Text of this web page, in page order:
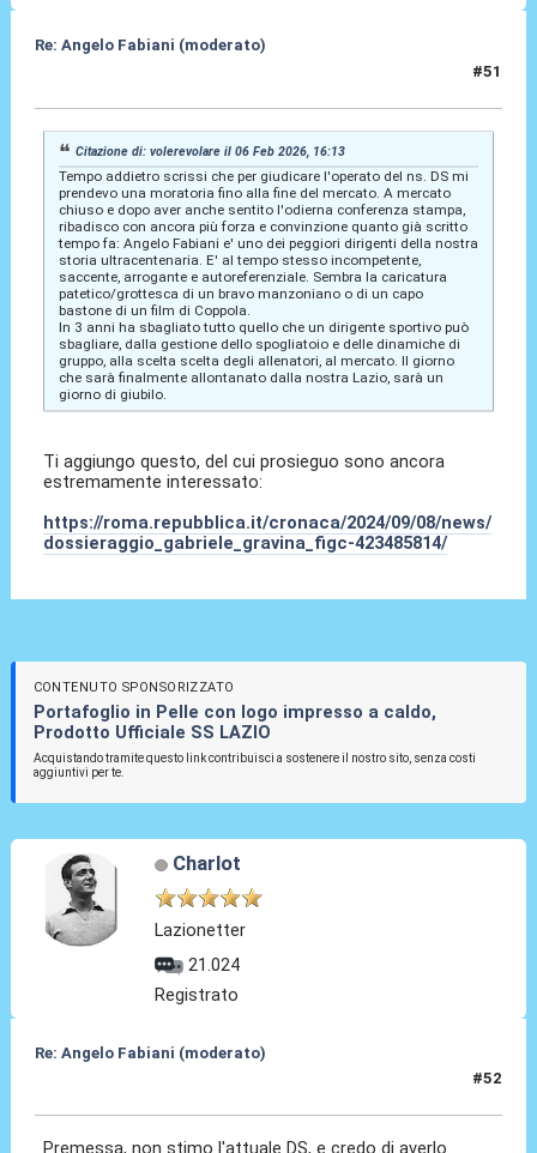
Re: Angelo Fabiani (moderato)
#51
Citazione di: volerevolare il 06 Feb 2026, 16:13
Tempo addietro scrissi che per giudicare l'operato del ns. DS mi
prendevo una moratoria fino alla fine del mercato. A mercato
chiuso e dopo aver anche sentito l'odierna conferenza stampa,
ribadisco con ancora più forza e convinzione quanto già scritto
tempo fa: Angelo Fabiani e' uno dei peggiori dirigenti della nostra
storia ultracentenaria. E' al tempo stesso incompetente,
saccente, arrogante e autoreferenziale. Sembra la caricatura
patetico/grottesca di un bravo manzoniano o di un capo
bastone di un film di Coppola.
In 3 anni ha sbagliato tutto quello che un dirigente sportivo può
sbagliare, dalla gestione dello spogliatoio e delle dinamiche di
gruppo, alla scelta scelta degli allenatori, al mercato. Il giorno
che sarà finalmente allontanato dalla nostra Lazio, sarà un
giorno di giubilo.
Ti aggiungo questo, del cui prosieguo sono ancora
estremamente interessato:
https://roma.repubblica.it/cronaca/2024/09/08/news/
dossieraggio_gabriele_gravina_figc-423485814/
CONTENUTO SPONSORIZZATO
Portafoglio in Pelle con logo impresso a caldo,
Prodotto Ufficiale SS LAZIO
Acquistando tramite questo link contribuisci a sostenere il nostro sito, senza costi
aggiuntivi per te.
Charlot
Lazionetter
21.024
Registrato
Re: Angelo Fabiani (moderato)
#52
Premessa, non stimo l'attuale DS, e credo di averlo